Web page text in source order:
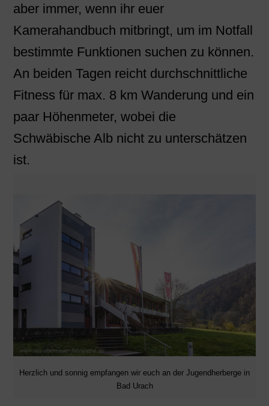
aber immer, wenn ihr euer
Kamerahandbuch mitbringt, um im Notfall
bestimmte Funktionen suchen zu können.
An beiden Tagen reicht durchschnittliche
Fitness für max. 8 km Wanderung und ein
paar Höhenmeter, wobei die
Schwäbische Alb nicht zu unterschätzen
ist.
Herzlich und sonnig empfangen wir euch an der Jugendherberge in
Bad Urach